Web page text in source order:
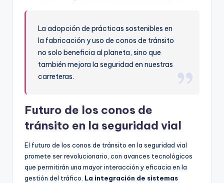
La adopción de prácticas sostenibles en
la fabricación y uso de conos de tránsito
no solo beneficia al planeta, sino que
también mejora la seguridad en nuestras
carreteras.
Futuro de los conos de
tránsito en la seguridad vial
El futuro de los conos de tránsito en la seguridad vial
promete ser revolucionario, con avances tecnológicos
que permitirán una mayor interacción y eficacia en la
gestión del tráfico. La integración de sistemas